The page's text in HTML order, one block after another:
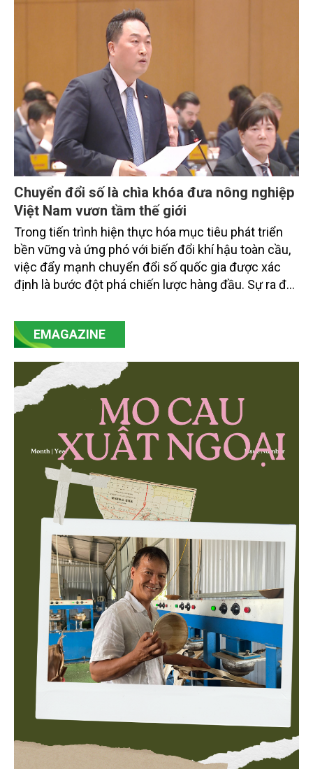
từ các cơ quan quản lý nhà nước, đơn vị nghiên cứu,
doanh nghiệp, hợp tác xã và nông dân đang trực
tiếp triển khai mô hình sản xuất lúa phát thải thấp.
Chuyển đổi số là chìa khóa đưa nông nghiệp
Việt Nam vươn tầm thế giới
Trong tiến trình hiện thực hóa mục tiêu phát triển
bền vững và ứng phó với biến đổi khí hậu toàn cầu,
việc đẩy mạnh chuyển đổi số quốc gia được xác
định là bước đột phá chiến lược hàng đầu. Sự ra đời
mạnh mẽ, thúc đẩy quá trình cải cách toàn diện,
minh bạch hóa chuỗi cung ứng và nâng cao hiệu
then chốt là nông nghiệp và môi trường.
EMAGAZINE